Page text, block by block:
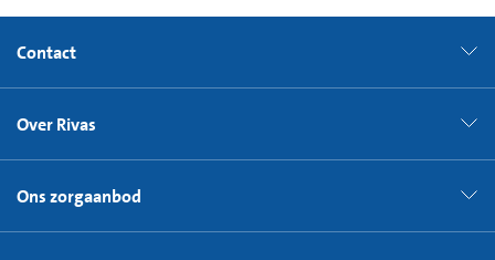
of wordt doorverbonden. Na 72 uur kunt u contact opnemen
met uw eigen huisarts.
Contact
Over Rivas
Ons zorgaanbod